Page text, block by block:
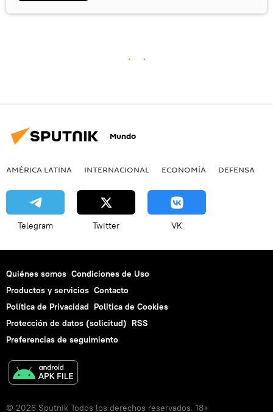
Mundo
AMÉRICA LATINA INTERNACIONAL ECONOMÍA DEFENSA
Telegram Twitter VK
Quiénes somos Condiciones de Uso
Productos y servicios Contacto
Política de Privacidad Politica de Cookies
Protección de datos (solicitud) RSS
Preferencias de seguimiento
© 2026 Sputnik Todos los derechos reservados. 18+